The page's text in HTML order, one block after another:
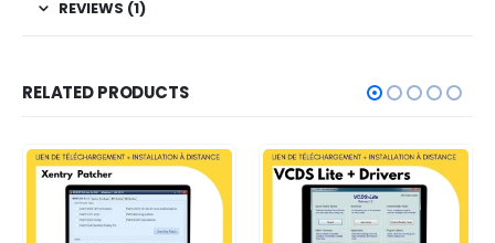
REVIEWS (1)
RELATED PRODUCTS